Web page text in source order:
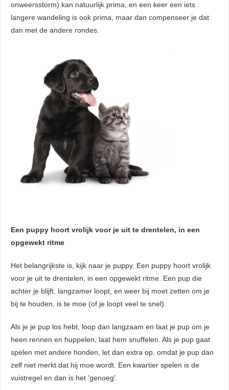
onweersstorm) kan natuurlijk prima, en een keer een iets
langere wandeling is ook prima, maar dan compenseer je dat
dan met de andere rondes.
Een puppy hoort vrolijk voor je uit te drentelen, in een
opgewekt ritme
Het belangrijkste is, kijk naar je puppy. Een puppy hoort vrolijk
voor je uit te drentelen, in een opgewekt ritme. Een pup die
achter je blijft, langzamer loopt, en weer bij moet zetten om je
bij te houden, is te moe (of je loopt veel te snel).
Als je je pup los hebt, loop dan langzaam en laat je pup om je
heen rennen en huppelen, laat hem snuffelen. Als je pup gaat
spelen met andere honden, let dan extra op, omdat je pup dan
zelf niet merkt dat hij moe wordt. Een kwartier spelen is de
vuistregel en dan is het 'genoeg'.